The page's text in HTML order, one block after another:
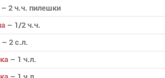
– 2 ч.ч. пилешки
– 1/2 ч.ч.
– 2 с.л.
– 1 ч.л.